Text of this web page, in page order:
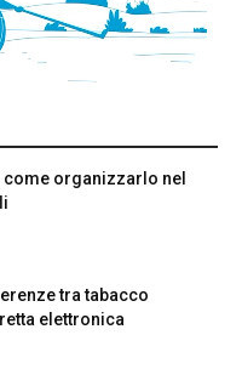
organizzarlo nel
tra tabacco
elettronica